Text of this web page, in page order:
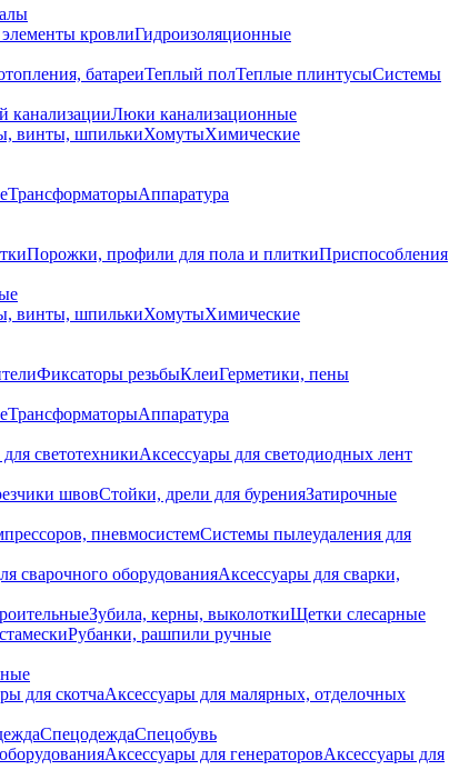
кровлиГидроизоляционные
батареиТеплый полТеплые плинтусыСистемы
канализацииЛюки канализационные
винты, шпилькиХомутыХимические
ТрансформаторыАппаратура
Порожки, профили для пола и плиткиПриспособления
винты, шпилькиХомутыХимические
Фиксаторы резьбыКлеиГерметики, пены
ТрансформаторыАппаратура
светотехникиАксессуары для светодиодных лент
швовСтойки, дрели для буренияЗатирочные
пневмосистемСистемы пылеудаления для
сварочного оборудованияАксессуары для сварки,
Зубила, керны, выколоткиЩетки слесарные
Рубанки, рашпили ручные
для скотчаАксессуары для малярных, отделочных
СпецодеждаСпецобувь
Аксессуары для генераторовАксессуары для